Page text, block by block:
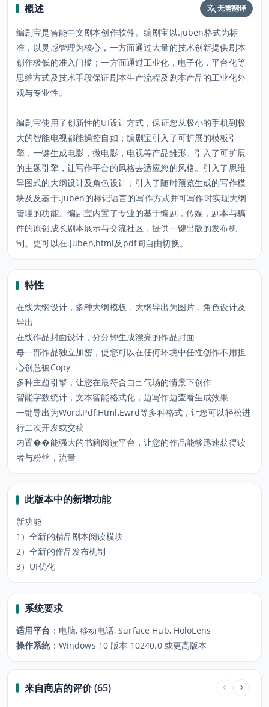
概述 无需翻译
编剧宝是智能中文剧本创作软件。编剧宝以.juben格式为标
准，以灵感管理为核心，一方面通过大量的技术创新提供剧本
创作极低的准入门槛；一方面通过工业化，电子化，平台化等
思维方式及技术手段保证剧本生产流程及剧本产品的工业化外
观与专业性。
编剧宝使用了创新性的UI设计方式，保证您从极小的手机到极
大的智能电视都能操控自如；编剧宝引入了可扩展的模板引
擎，一键生成电影，微电影，电视等产品雏形。引入了可扩展
的主题引擎，让写作平台的风格去适应您的风格。引入了思维
导图式的大纲设计及角色设计；引入了随时预览生成的写作模
块及及基于.juben的标记语言的写作方式并可写作时实现大纲
管理的功能。编剧宝内置了专业的基于编剧，传媒，剧本与稿
件的原创成长剧本展示与交流社区，提供一键出版的发布机
制。更可以在.juben,html及pdf间自由切换。
特性
在线大纲设计，多种大纲模板，大纲导出为图片，角色设计及
导出
在线作品封面设计，分分钟生成漂亮的作品封面
每一部作品独立加密，使您可以在任何环境中任性创作不用担
心创意被Copy
多种主题引擎，让您在最符合自己气场的情景下创作
智能字数统计，文本智能格式化，边写作边查看生成效果
一键导出为Word,Pdf,Html,Ewrd等多种格式，让您可以轻松进
行二次开发或交稿
内置��能强大的书籍阅读平台，让您的作品能够迅速获得读
者与粉丝，流量
此版本中的新增功能
新功能
1）全新的精品剧本阅读模块
2）全新的作品发布机制
3）UI优化
系统要求
适用平台 ： 电脑, 移动电话, Surface Hub, HoloLens
操作系统： Windows 10 版本 10240.0 或更高版本
来自商店的评价 (65)